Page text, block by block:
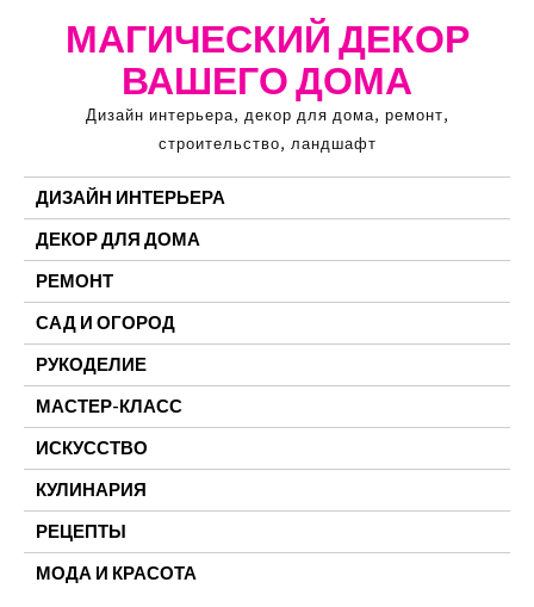
МАГИЧЕСКИЙ ДЕКОР
ВАШЕГО ДОМА
Дизайн интерьера, декор для дома, ремонт,
строительство, ландшафт
ДИЗАЙН ИНТЕРЬЕРА
ДЕКОР ДЛЯ ДОМА
РЕМОНТ
САД И ОГОРОД
РУКОДЕЛИЕ
МАСТЕР-КЛАСС
ИСКУССТВО
КУЛИНАРИЯ
РЕЦЕПТЫ
МОДА И КРАСОТА